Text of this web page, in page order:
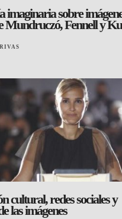
imaginaria sobre
Mundruczó, Fennell y
cultural, redes sociales y
las imágenes